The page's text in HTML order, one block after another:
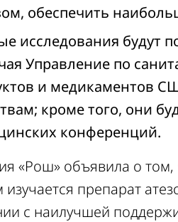
обеспечить
исследования будут
Управление по
и медикаментов
кроме того, они
конференций.
«Рош» объявила о
изучается препарат
с наилучшей